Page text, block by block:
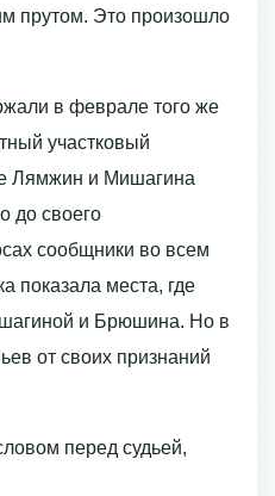
прутом. Это произошло
в феврале того же
участковый
Лямжин и Мишагина
до своего
сообщники во всем
показала места, где
и Брюшина. Но в
от своих признаний
перед судьей,